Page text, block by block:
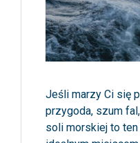
Jeśli marzy Ci się
przygoda, szum
soli morskiej to